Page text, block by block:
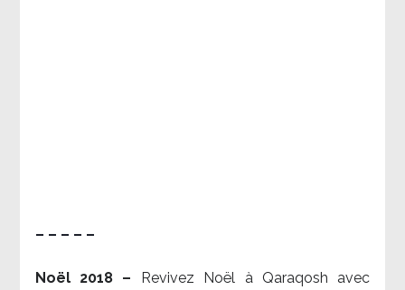
– – – – –
Noël 2018 –
Revivez Noël à Qaraqosh avec